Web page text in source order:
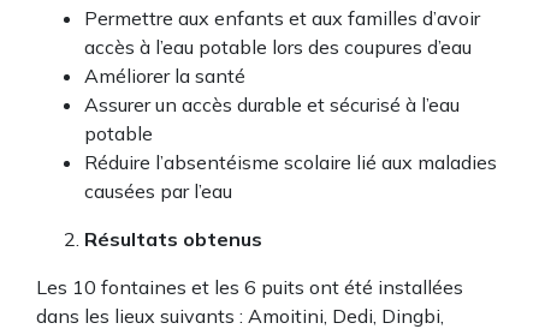
Permettre aux enfants et aux familles d’avoir
accès à l’eau potable lors des coupures d’eau
Améliorer la santé
Assurer un accès durable et sécurisé à l’eau
potable
Réduire l’absentéisme scolaire lié aux maladies
causées par l’eau
Résultats obtenus
Les 10 fontaines et les 6 puits ont été installées
dans les lieux suivants : Amoitini, Dedi, Dingbi,